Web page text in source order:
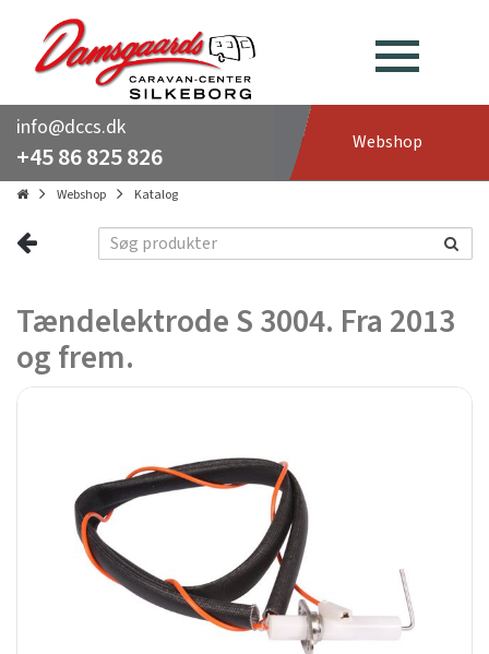
info@dccs.dk
+45 86 825 826 Webshop
Webshop Katalog
Tændelektrode S 3004. Fra 2013
og frem.